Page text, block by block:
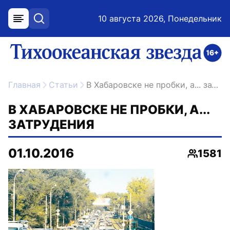
меню поиск 10 августа 2026, Понедельник
ссылка на главную
Главная Статьи В Хабаровске не пробки, а... затрудения
В ХАБАРОВСКЕ НЕ ПРОБКИ, А...
ЗАТРУДЕНИЯ
01.10.2016
1581